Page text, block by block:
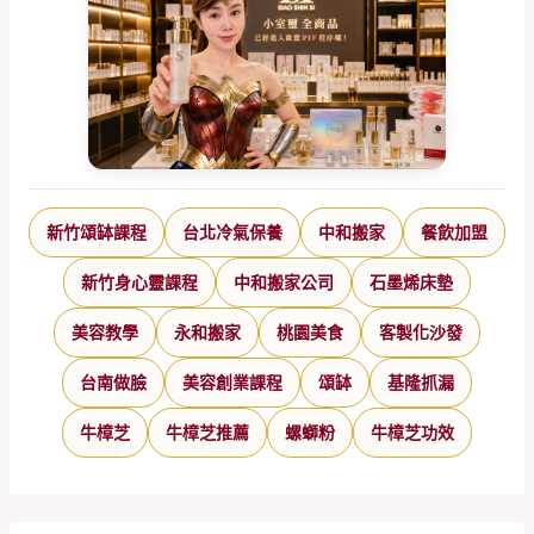
新竹頌缽課程 台北冷氣保養 中和搬家 餐飲加盟
新竹身心靈課程 中和搬家公司 石墨烯床墊
美容教學 永和搬家 桃園美食 客製化沙發
台南做臉 美容創業課程 頌缽 基隆抓漏
牛樟芝 牛樟芝推薦 螺螄粉 牛樟芝功效